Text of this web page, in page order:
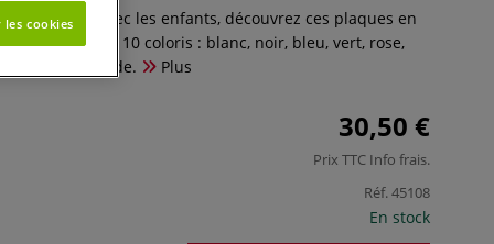
bricolage avec les enfants, découvrez ces plaques en
lot comprend 10 coloris : blanc, noir, bleu, vert, rose,
chair et lavande.
Plus
30,50 €
Prix TTC Info frais.
Réf.45108
En stock
cookies